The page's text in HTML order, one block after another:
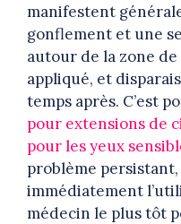
manifestent
gonflement et une
autour de la zone
appliqué, et
temps après. C’est
pour extensions de
pour les yeux
problème
immédiatement
médecin le plus tôt